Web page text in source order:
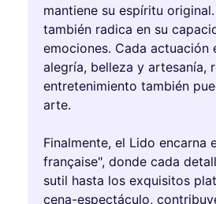
mantiene su espíritu
también radica en su
emociones. Cada actuación
alegría, belleza y artesanía,
entretenimiento también
arte.
Finalmente, el Lido encarna
française", donde cada
sutil hasta los exquisitos
cena-espectáculo,